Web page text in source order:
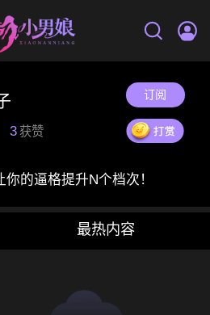
订阅
3 获赞
的逼格提升N个档次！
最热内容